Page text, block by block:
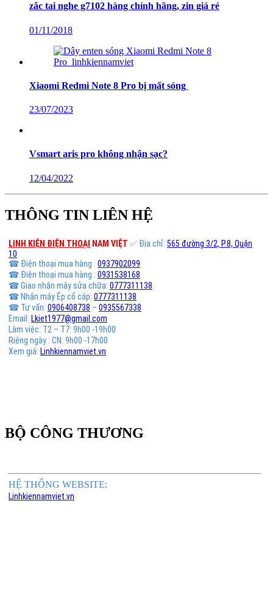
zắc tai nghe g7102 hàng chính hãng, zin giá rẻ
01/11/2018
Xiaomi Redmi Note 8 Pro bị mất sóng
23/07/2023
Vsmart aris pro không nhận sạc?
12/04/2022
THÔNG TIN LIÊN HỆ
LINH KIỆN ĐIỆN THOẠI NAM VIỆT ✅ Địa chỉ: 565 đường 3/2, P.8, Quận
10
☎ Điện thoại mua hàng : 0937902099
☎ Điện thoại mua hàng : 0931538168
☎ Giao nhận máy sửa chữa: 0777311138
☎ Nhận máy Ép cổ cáp: 0777311138
☎ Tư vấn: 0906408738 – 0935567338
Email: Lkiet1977@gmail.com
Làm việc: T2 – T7: 9h00 -19h00
Riêng ngày : CN: 9h00 -17h00
Xem giá: Linhkiennamviet.vn
BỘ CÔNG THƯƠNG
HỆ THỐNG WEBSITE:
Linhkiennamviet.vn